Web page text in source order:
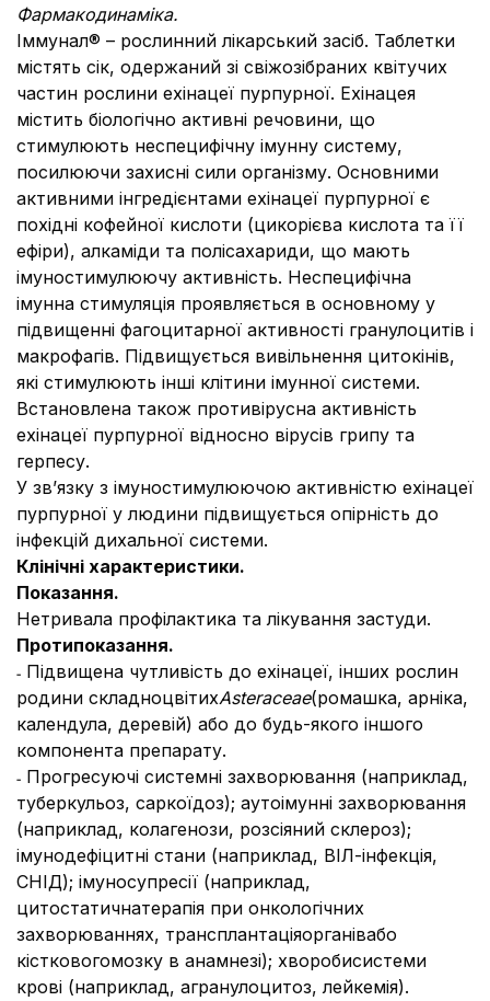
Фармакодинаміка.
Іммунал® – рослинний лікарський засіб. Таблетки
містять сік, одержаний зі свіжозібраних квітучих
частин рослини ехінацеї пурпурної. Ехінацея
містить біологічно активні речовини, що
стимулюють неспецифічну імунну систему,
посилюючи захисні сили організму. Основними
активними інгредієнтами ехінацеї пурпурної є
похідні кофейної кислоти (цикорієва кислота та її
ефіри), алкаміди та полісахариди, що мають
імуностимулюючу активність. Неспецифічна
імунна стимуляція проявляється в основному у
підвищенні фагоцитарної активності гранулоцитів і
макрофагів. Підвищується вивільнення цитокінів,
які стимулюють інші клітини імунної системи.
Встановлена також противірусна активність
ехінацеї пурпурної відносно вірусів грипу та
герпесу.
У зв’язку з імуностимулюючою активністю ехінацеї
пурпурної у людини підвищується опірність до
інфекцій дихальної системи.
Клінічні характеристики.
Показання.
Нетривала профілактика та лікування застуди.
Протипоказання.
˗ Підвищена чутливість до ехінацеї, інших рослин
родини складноцвітихAsteraceae(ромашка, арніка,
календула, деревій) або до будь-якого іншого
компонента препарату.
˗ Прогресуючі системні захворювання (наприклад,
туберкульоз, саркоїдоз); аутоімунні захворювання
(наприклад, колагенози, розсіяний склероз);
імунодефіцитні стани (наприклад, ВІЛ-інфекція,
СНІД); імуносупресії (наприклад,
цитостатичнатерапія при онкологічних
захворюваннях, трансплантаціяорганівабо
кістковогомозку в анамнезі); хворобисистеми
крові (наприклад, агранулоцитоз, лейкемія).